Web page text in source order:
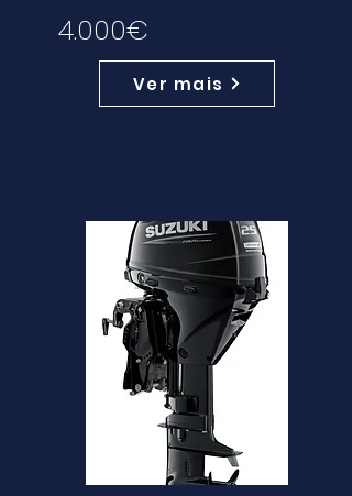
4.000€
Ver mais